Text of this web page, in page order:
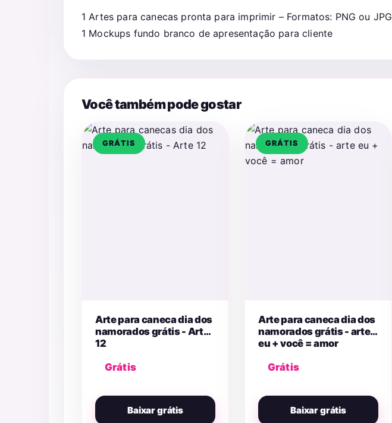
1 Artes para canecas pronta para imprimir – Formatos: PNG ou JPG
1 Mockups fundo branco de apresentação para cliente
Você também pode gostar
GRÁTIS
Arte para caneca dia dos
namorados grátis - Arte
12
Grátis
Baixar grátis
GRÁTIS
Arte para caneca dia dos
namorados grátis - arte
eu + você = amor
Grátis
Baixar grátis